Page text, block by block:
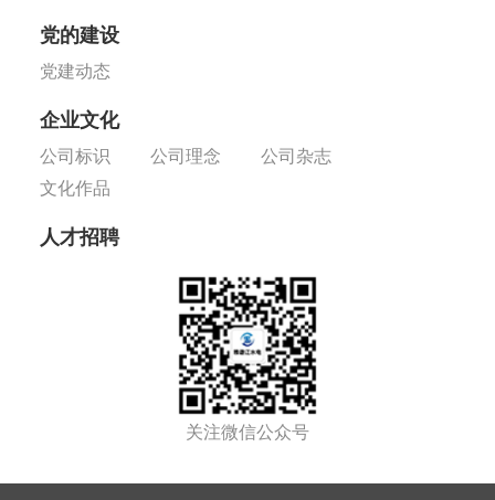
党的建设
党建动态
企业文化
公司标识 公司理念
公司杂志
文化作品
人才招聘
关注微信公众号